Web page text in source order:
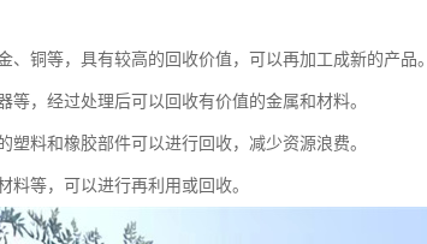
、铜等，具有较高的回收价值，可以再加工成新的产品。
等，经过处理后可以回收有价值的金属和材料。
塑料和橡胶部件可以进行回收，减少资源浪费。
料等，可以进行再利用或回收。